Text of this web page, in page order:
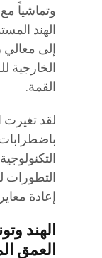
وتماشياً
الهند
إلى
الخارجية
القمة.
لقد تغيرت
باضطرابات
التطورات
إعادة
الهند
العمق